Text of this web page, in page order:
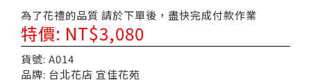
為了花禮的品質 請於下單後，盡快完成付款作業
特價: NT$3,080
貨號: A014
品牌: 台北花店 宜佳花苑